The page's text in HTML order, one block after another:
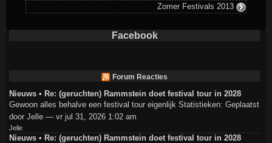
Zomer Festivals 2013
Facebook
Forum Reacties
Nieuws • Re: (geruchten) Rammstein doet festival tour in 2028
Gewoon alles behalve een festival tour eigenlijk Statistieken: Geplaatst
door Jelle — vr jul 31, 2026 1:02 am
Jelle
Nieuws • Re: (geruchten) Rammstein doet festival tour in 2028